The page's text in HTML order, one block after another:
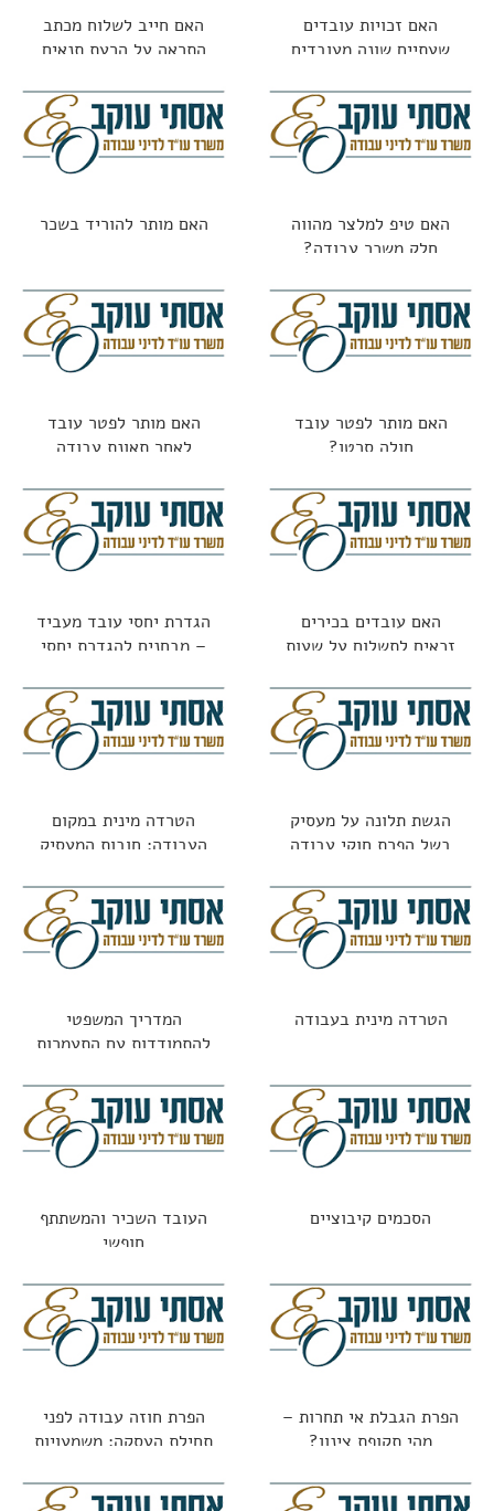
האם זכויות עובדים
שעתיים שונה מעובדים
האם חייב לשלוח מכתב
התראה על הרעת תנאים
האם טיפ למלצר מהווה
חלק משכר עבודה?
האם מותר להוריד בשכר
האם מותר לפטר עובד
חולה סרטן?
האם מותר לפטר עובד
לאחר תאונת עבודה
האם עובדים בכירים
זכאים לתשלום על שעות
הגדרת יחסי עובד מעביד
– מבחנים להגדרת יחסי
הגשת תלונה על מעסיק
בשל הפרת חוקי עבודה
הטרדה מינית במקום
העבודה: חובות המעסיק
הטרדה מינית בעבודה
המדריך המשפטי
להתמודדות עם התעמרות
לתביעה?
הסכמים קיבוציים
העובד השכיר והמשתתף
חופשי
הפרת הגבלת אי תחרות –
מהי תקופת צינון?
הפרת חוזה עבודה לפני
תחילת העסקה: משמעויות